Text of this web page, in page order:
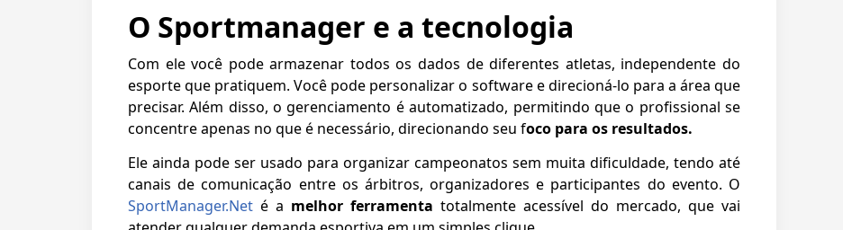
O Sportmanager e a tecnologia
Com ele você pode armazenar todos os dados de diferentes atletas, independente do
esporte que pratiquem. Você pode personalizar o software e direcioná-lo para a área que
precisar. Além disso, o gerenciamento é automatizado, permitindo que o profissional se
concentre apenas no que é necessário, direcionando seu foco para os resultados.
Ele ainda pode ser usado para organizar campeonatos sem muita dificuldade, tendo até
canais de comunicação entre os árbitros, organizadores e participantes do evento. O
SportManager.Net é a melhor ferramenta totalmente acessível do mercado, que vai